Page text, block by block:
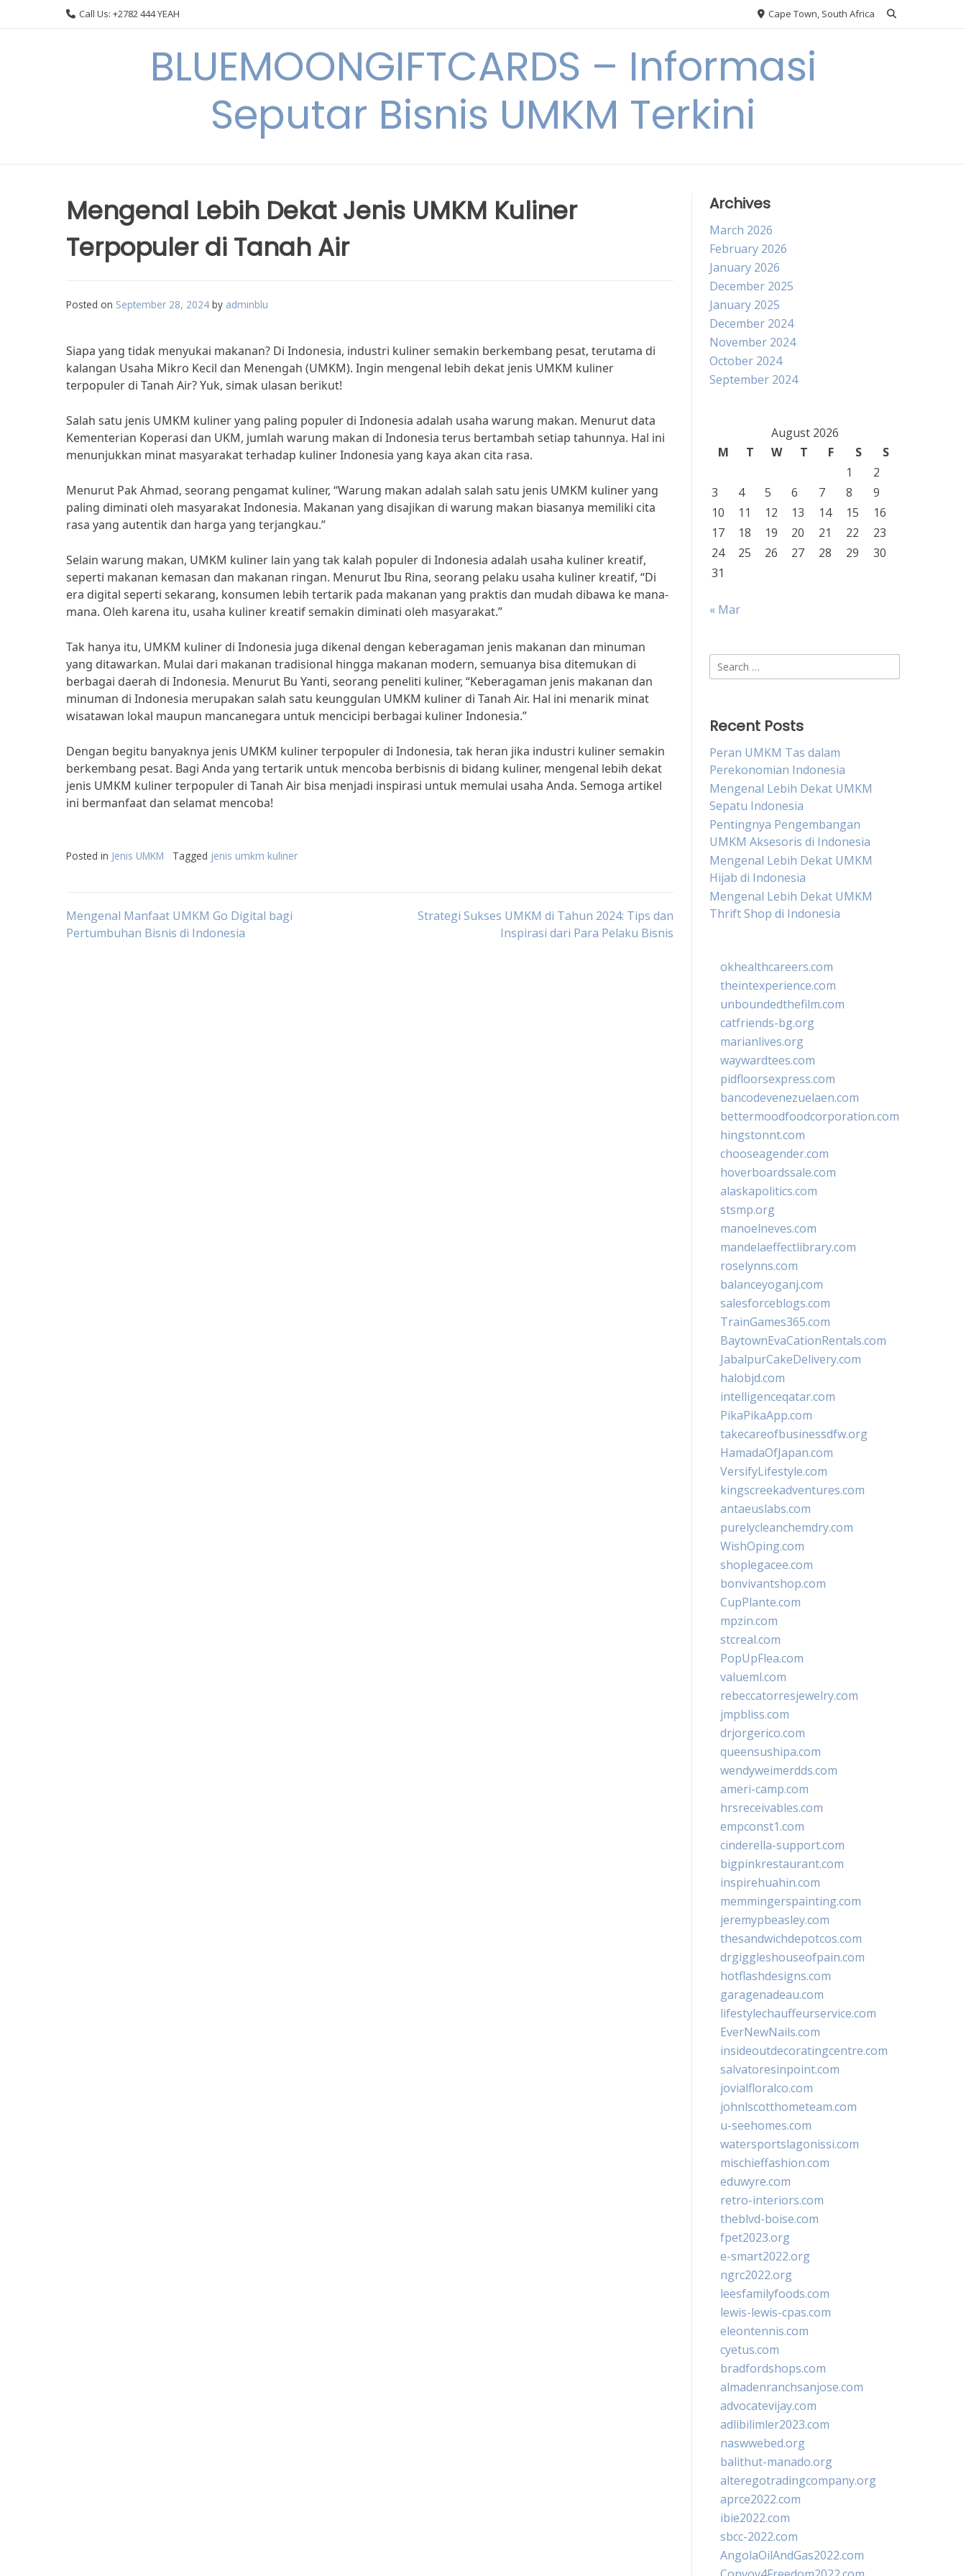
Call Us: +2782 444 YEAH Cape Town, South Africa
BLUEMOONGIFTCARDS – Informasi
Seputar Bisnis UMKM Terkini
Mengenal Lebih Dekat Jenis UMKM Kuliner
Terpopuler di Tanah Air
Posted on September 28, 2024 by adminblu
Siapa yang tidak menyukai makanan? Di Indonesia, industri kuliner semakin berkembang pesat, terutama di
kalangan Usaha Mikro Kecil dan Menengah (UMKM). Ingin mengenal lebih dekat jenis UMKM kuliner
terpopuler di Tanah Air? Yuk, simak ulasan berikut!
Salah satu jenis UMKM kuliner yang paling populer di Indonesia adalah usaha warung makan. Menurut data
Kementerian Koperasi dan UKM, jumlah warung makan di Indonesia terus bertambah setiap tahunnya. Hal ini
menunjukkan minat masyarakat terhadap kuliner Indonesia yang kaya akan cita rasa.
Menurut Pak Ahmad, seorang pengamat kuliner, “Warung makan adalah salah satu jenis UMKM kuliner yang
paling diminati oleh masyarakat Indonesia. Makanan yang disajikan di warung makan biasanya memiliki cita
rasa yang autentik dan harga yang terjangkau.”
Selain warung makan, UMKM kuliner lain yang tak kalah populer di Indonesia adalah usaha kuliner kreatif,
seperti makanan kemasan dan makanan ringan. Menurut Ibu Rina, seorang pelaku usaha kuliner kreatif, “Di
era digital seperti sekarang, konsumen lebih tertarik pada makanan yang praktis dan mudah dibawa ke mana-
mana. Oleh karena itu, usaha kuliner kreatif semakin diminati oleh masyarakat.”
Tak hanya itu, UMKM kuliner di Indonesia juga dikenal dengan keberagaman jenis makanan dan minuman
yang ditawarkan. Mulai dari makanan tradisional hingga makanan modern, semuanya bisa ditemukan di
berbagai daerah di Indonesia. Menurut Bu Yanti, seorang peneliti kuliner, “Keberagaman jenis makanan dan
minuman di Indonesia merupakan salah satu keunggulan UMKM kuliner di Tanah Air. Hal ini menarik minat
wisatawan lokal maupun mancanegara untuk mencicipi berbagai kuliner Indonesia.”
Dengan begitu banyaknya jenis UMKM kuliner terpopuler di Indonesia, tak heran jika industri kuliner semakin
berkembang pesat. Bagi Anda yang tertarik untuk mencoba berbisnis di bidang kuliner, mengenal lebih dekat
jenis UMKM kuliner terpopuler di Tanah Air bisa menjadi inspirasi untuk memulai usaha Anda. Semoga artikel
ini bermanfaat dan selamat mencoba!
Posted in Jenis UMKM Tagged jenis umkm kuliner
Post
Mengenal Manfaat UMKM Go Digital bagi
Pertumbuhan Bisnis di Indonesia
Strategi Sukses UMKM di Tahun 2024: Tips dan
Inspirasi dari Para Pelaku Bisnis
Archives
March 2026
February 2026
January 2026
December 2025
January 2025
December 2024
November 2024
October 2024
September 2024
August 2026
M
T W T F S
S
1
2
3
4 5 6 7 8
9
10
11 12 13 14 15
16
17
18 19 20 21 22
23
24
25 26 27 28 29
30
31
« Mar
Search
for:
Recent Posts
Peran UMKM Tas dalam
Perekonomian Indonesia
Mengenal Lebih Dekat UMKM
Sepatu Indonesia
Pentingnya Pengembangan
UMKM Aksesoris di Indonesia
Mengenal Lebih Dekat UMKM
Hijab di Indonesia
Mengenal Lebih Dekat UMKM
Thrift Shop di Indonesia
okhealthcareers.com
theintexperience.com
unboundedthefilm.com
catfriends-bg.org
marianlives.org
waywardtees.com
pidfloorsexpress.com
bancodevenezuelaen.com
bettermoodfoodcorporation.com
hingstonnt.com
chooseagender.com
hoverboardssale.com
alaskapolitics.com
stsmp.org
manoelneves.com
mandelaeffectlibrary.com
roselynns.com
balanceyoganj.com
salesforceblogs.com
TrainGames365.com
BaytownEvaCationRentals.com
JabalpurCakeDelivery.com
halobjd.com
intelligenceqatar.com
PikaPikaApp.com
takecareofbusinessdfw.org
HamadaOfJapan.com
VersifyLifestyle.com
kingscreekadventures.com
antaeuslabs.com
purelycleanchemdry.com
WishOping.com
shoplegacee.com
bonvivantshop.com
CupPlante.com
mpzin.com
stcreal.com
PopUpFlea.com
valueml.com
rebeccatorresjewelry.com
jmpbliss.com
drjorgerico.com
queensushipa.com
wendyweimerdds.com
ameri-camp.com
hrsreceivables.com
empconst1.com
cinderella-support.com
bigpinkrestaurant.com
inspirehuahin.com
memmingerspainting.com
jeremypbeasley.com
thesandwichdepotcos.com
drgiggleshouseofpain.com
hotflashdesigns.com
garagenadeau.com
lifestylechauffeurservice.com
EverNewNails.com
insideoutdecoratingcentre.com
salvatoresinpoint.com
jovialfloralco.com
johnlscotthometeam.com
u-seehomes.com
watersportslagonissi.com
mischieffashion.com
eduwyre.com
retro-interiors.com
theblvd-boise.com
fpet2023.org
e-smart2022.org
ngrc2022.org
leesfamilyfoods.com
lewis-lewis-cpas.com
eleontennis.com
cyetus.com
bradfordshops.com
almadenranchsanjose.com
advocatevijay.com
adlibilimler2023.com
naswwebed.org
balithut-manado.org
alteregotradingcompany.org
aprce2022.com
ibie2022.com
sbcc-2022.com
AngolaOilAndGas2022.com